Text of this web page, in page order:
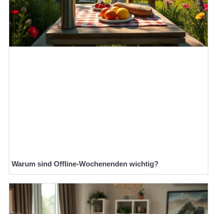
Warum sind Offline-Wochenenden wichtig?